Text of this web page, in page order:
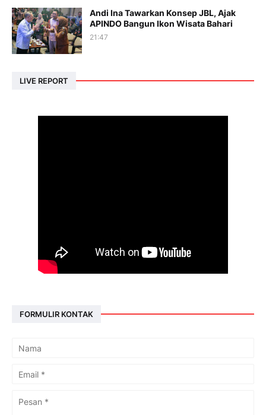
Andi Ina Tawarkan Konsep JBL, Ajak
APINDO Bangun Ikon Wisata Bahari
21:47
LIVE REPORT
FORMULIR KONTAK